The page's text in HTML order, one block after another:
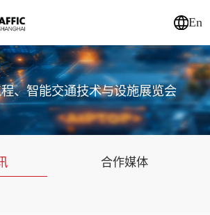
En
、智能交通技术与设施展览会
合作媒体